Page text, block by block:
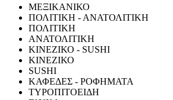
ΜΕΞΙΚΑΝΙΚΟ
ΠΟΛΙΤΙΚΗ - ΑΝΑΤΟΛΙΤΙΚΗ
ΠΟΛΙΤΙΚΗ
ΑΝΑΤΟΛΙΤΙΚΗ
ΚΙΝΕΖΙΚΟ - SUSHI
ΚΙΝΕΖΙΚΟ
SUSHI
ΚΑΦΕΔΕΣ - ΡΟΦΗΜΑΤΑ
ΤΥΡΟΠΙΤΟΕΙΔΗ